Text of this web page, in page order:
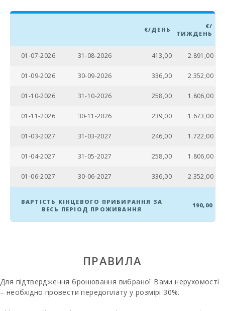
Відстань до
Пальми(км):
Залізнична
- проміжна
(км):
Автобусна
барбекю:
€/ДЕНЬ
€/
ТИЖДЕНЬ
01-07-2026 31-08-2026 413,00 2.891,00
01-09-2026 30-09-2026 336,00 2.352,00
01-10-2026 31-10-2026 258,00 1.806,00
01-11-2026 30-11-2026 239,00 1.673,00
01-03-2027 31-03-2027 246,00 1.722,00
01-04-2027 31-05-2027 258,00 1.806,00
01-06-2027 30-06-2027 336,00 2.352,00
ВАРТІСТЬ КІНЦЕВОГО ПРИБИРАННЯ ЗА
ВЕСЬ ПЕРІОД ПРОЖИВАННЯ
190,00
ПРАВИЛА
Для підтвердження бронювання вибраної Вами нерухомості
– необхідно провести передоплату у розмірі 30%.